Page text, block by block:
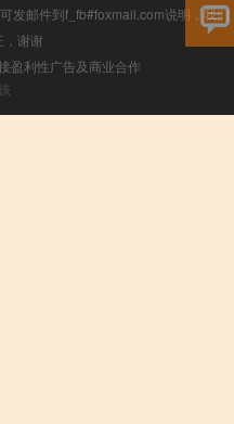
发邮件到f_fb#foxmail.com说明，我们
，谢谢
盈利性广告及商业合作